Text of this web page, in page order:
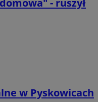
w Pyskowicach